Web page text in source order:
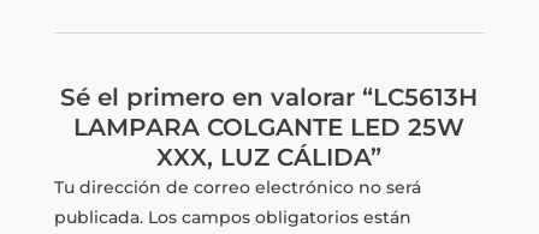
Sé el primero en valorar “LC5613H
LAMPARA COLGANTE LED 25W
XXX, LUZ CÁLIDA”
Tu dirección de correo electrónico no será
publicada. Los campos obligatorios están